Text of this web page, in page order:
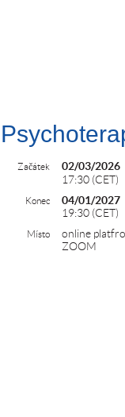
Začátek
02/03/2026
17:30 (CET)
Konec
04/01/2027
19:30 (CET)
Místo
online
ZOOM